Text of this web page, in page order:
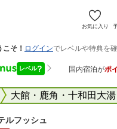
お気に入り
大館・鹿角・十和田大
ルフッシュ